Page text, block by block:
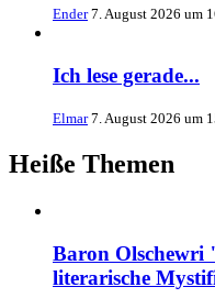
Ender 7. August 2026 um
Ich lese gerade...
Elmar 7. August 2026 um
Heiße Themen
Baron Olschewri
literarische